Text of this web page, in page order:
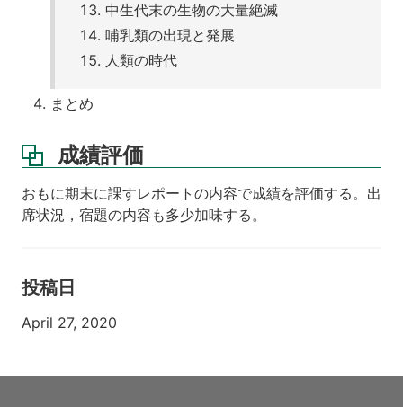
中生代末の生物の大量絶滅
哺乳類の出現と発展
人類の時代
まとめ
成績評価
おもに期末に課すレポートの内容で成績を評価する。出
席状況，宿題の内容も多少加味する。
投稿日
April 27, 2020